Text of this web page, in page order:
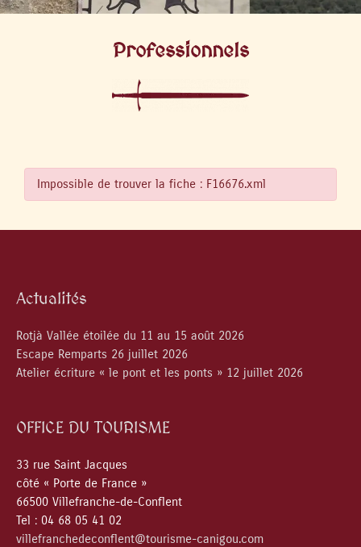
Professionnels
Impossible de trouver la fiche : F16676.xml
Actualités
Rotjà Vallée étoilée du 11 au 15 août 2026
Escape Remparts 26 juillet 2026
Atelier écriture « le pont et les ponts » 12 juillet 2026
OFFICE DU TOURISME
33 rue Saint Jacques
côté « Porte de France »
66500 Villefranche-de-Conflent
Tel : 04 68 05 41 02
villefranchedeconflent@tourisme-canigou.com